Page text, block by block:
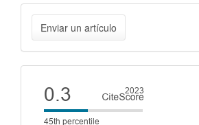
Enviar
un
artículo
Enviar un artículo
Cite
score